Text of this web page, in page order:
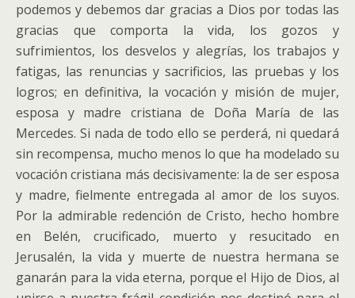
podemos y debemos dar gracias a Dios por todas las
gracias que comporta la vida, los gozos y
sufrimientos, los desvelos y alegrías, los trabajos y
fatigas, las renuncias y sacrificios, las pruebas y los
logros; en definitiva, la vocación y misión de mujer,
esposa y madre cristiana de Doña María de las
Mercedes. Si nada de todo ello se perderá, ni quedará
sin recompensa, mucho menos lo que ha modelado su
vocación cristiana más decisivamente: la de ser esposa
y madre, fielmente entregada al amor de los suyos.
Por la admirable redención de Cristo, hecho hombre
en Belén, crucificado, muerto y resucitado en
Jerusalén, la vida y muerte de nuestra hermana se
ganarán para la vida eterna, porque el Hijo de Dios, al